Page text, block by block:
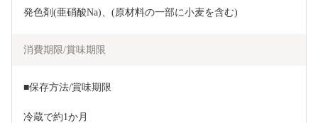
発色剤(亜硝酸Na)、(原材料の一部に小麦を含む)
消費期限/賞味期限
■保存方法/賞味期限
冷蔵で約1か月